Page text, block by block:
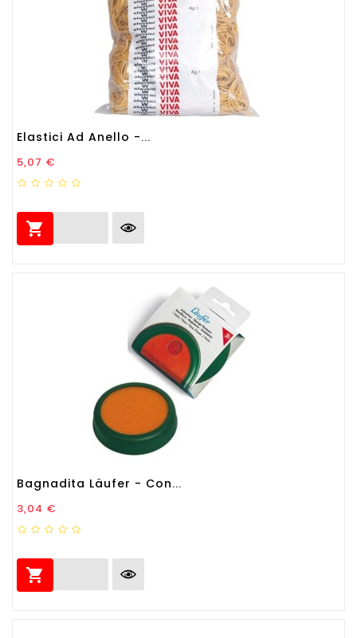
Elastici Ad Anello -...
Prezzo
5,07 €

Bagnadita Läufer - Con...
Prezzo
3,04 €
